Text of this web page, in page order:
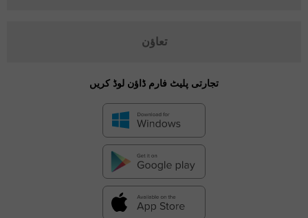
تعاؤن
تجارتی پلیٹ فارم ڈاؤن لوڈ کریں